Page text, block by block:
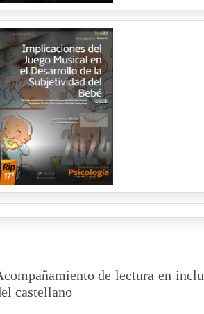
de lectura en
castellano